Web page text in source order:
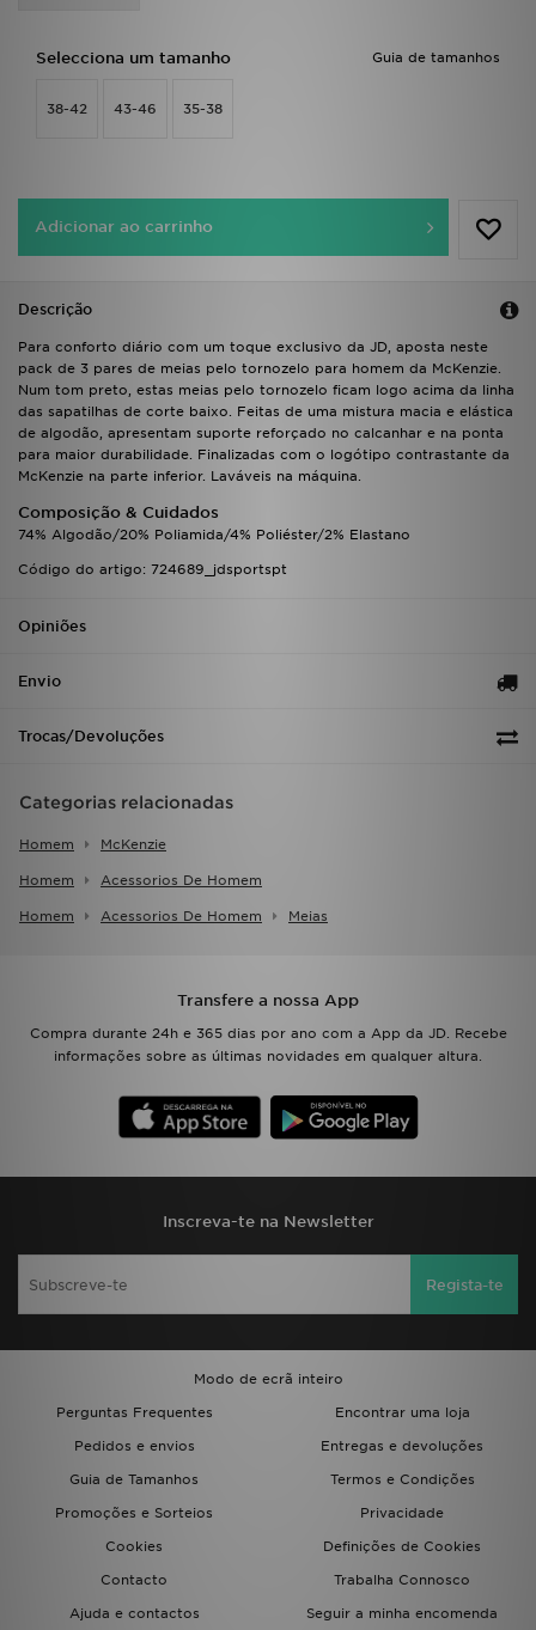
Guia de tamanhos
Selecciona um tamanho
38-42 43-46 35-38
Adicionar ao carrinho
Descrição
Para conforto diário com um toque exclusivo da JD, aposta neste
pack de 3 pares de meias pelo tornozelo para homem da McKenzie.
Num tom preto, estas meias pelo tornozelo ficam logo acima da linha
das sapatilhas de corte baixo. Feitas de uma mistura macia e elástica
de algodão, apresentam suporte reforçado no calcanhar e na ponta
para maior durabilidade. Finalizadas com o logótipo contrastante da
McKenzie na parte inferior. Laváveis na máquina.
Composição & Cuidados
74% Algodão/20% Poliamida/4% Poliéster/2% Elastano
Código do artigo: 724689_jdsportspt
Opiniões
Envio
Trocas/Devoluções
Categorias relacionadas
Homem McKenzie
Homem Acessorios De Homem
Homem Acessorios De Homem Meias
Transfere a nossa App
Compra durante 24h e 365 dias por ano com a App da JD. Recebe
informações sobre as últimas novidades em qualquer altura.
Inscreva-te na Newsletter
Regista-te
Modo de ecrã inteiro
Perguntas Frequentes
Encontrar uma loja
Pedidos e envios
Entregas e devoluções
Guia de Tamanhos
Termos e Condições
Promoções e Sorteios
Privacidade
Cookies
Definições de Cookies
Contacto
Trabalha Connosco
Ajuda e contactos
Seguir a minha encomenda